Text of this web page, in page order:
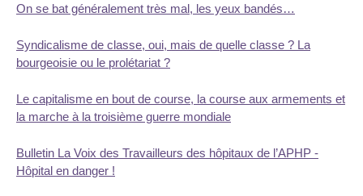
On se bat généralement très mal, les yeux bandés…
Syndicalisme de classe, oui, mais de quelle classe ? La
bourgeoisie ou le prolétariat ?
Le capitalisme en bout de course, la course aux armements et
la marche à la troisième guerre mondiale
Bulletin La Voix des Travailleurs des hôpitaux de l’APHP -
Hôpital en danger !